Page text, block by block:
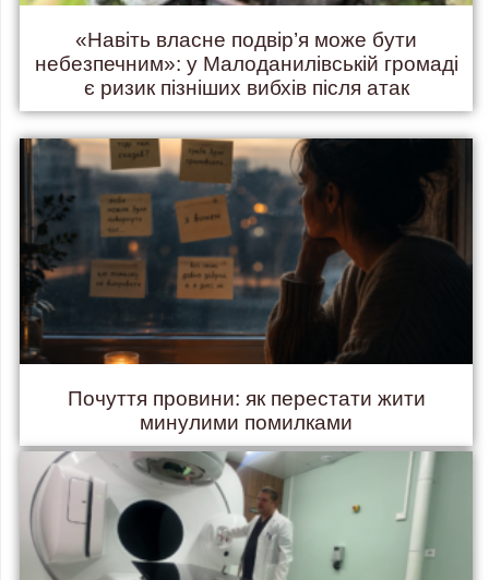
«Навіть власне подвір’я може бути
небезпечним»: у Малоданилівській громаді
є ризик пізніших вибхів після атак
Почуття провини: як перестати жити
минулими помилками